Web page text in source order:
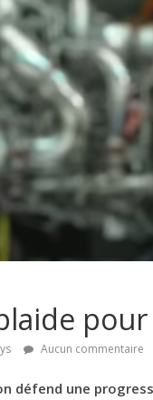
Aucun commentaire
défend une